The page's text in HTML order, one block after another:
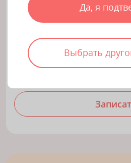
3 урока
12 ак. часов длительность
Сертификат о
Да, я
Выбрать